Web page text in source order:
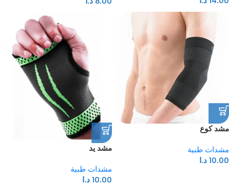
مشد كوع
مشدات طبية
10.00 د.ا
مشد يد
مشدات طبية
10.00 د.ا